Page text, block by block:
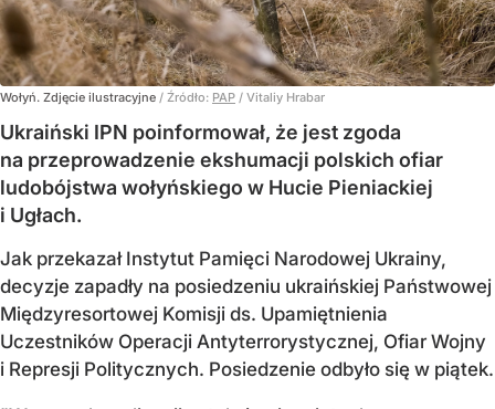
Wołyń. Zdjęcie ilustracyjne / Źródło: PAP / Vitaliy Hrabar
Ukraiński IPN poinformował, że jest zgoda
na przeprowadzenie ekshumacji polskich ofiar
ludobójstwa wołyńskiego w Hucie Pieniackiej
i Ugłach.
Jak przekazał Instytut Pamięci Narodowej Ukrainy,
decyzje zapadły na posiedzeniu ukraińskiej Państwowej
Międzyresortowej Komisji ds. Upamiętnienia
Uczestników Operacji Antyterrorystycznej, Ofiar Wojny
i Represji Politycznych. Posiedzenie odbyło się w piątek.